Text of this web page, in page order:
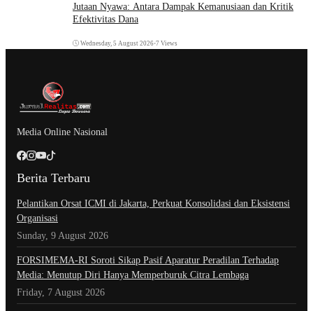
Jutaan Nyawa: Antara Dampak Kemanusiaan dan Kritik
Efektivitas Dana
Wednesday, 5 August 2026•7 Views
Media Online Nasional
Berita Terbaru
Pelantikan Orsat ICMI di Jakarta, Perkuat Konsolidasi dan Eksistensi
Organisasi
Sunday, 9 August 2026
​FORSIMEMA-RI Soroti Sikap Pasif Aparatur Peradilan Terhadap
Media: Menutup Diri Hanya Memperburuk Citra Lembaga
Friday, 7 August 2026